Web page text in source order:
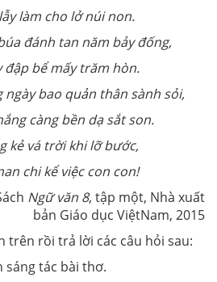
làm cho lở núi non.
đánh tan năm bảy đống,
đập bể mấy trăm hòn.
ngày bao quản thân sành sỏi,
càng bền dạ sắt son.
kẻ vá trời khi lỡ bước,
chi kể việc con con!
Ngữ văn 8, tập một, Nhà xuất
bản Giáo dục ViệtNam, 2015
trên rồi trả lời các câu hỏi sau:
sáng tác bài thơ.